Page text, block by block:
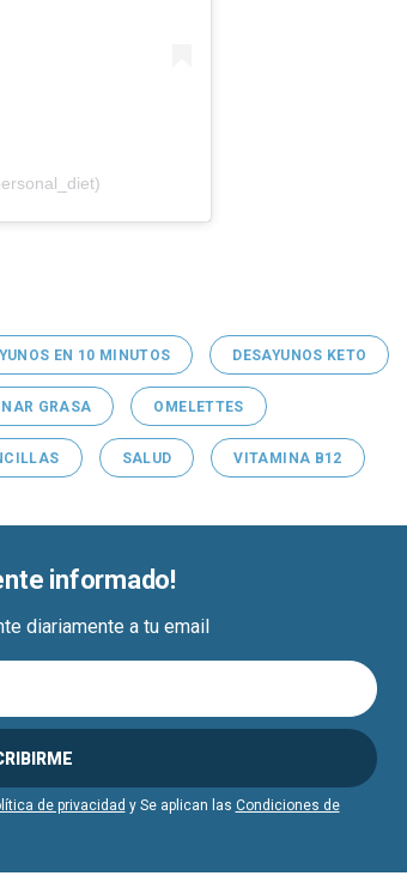
EN 10 MINUTOS DESAYUNOS KETO
GRASA OMELETTES
SALUD VITAMINA B12
informado!
diariamente a tu email
de privacidad y Se aplican las Condiciones de